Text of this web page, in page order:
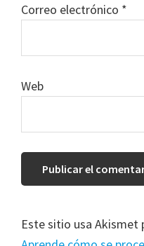
Correo electrónico *
Web
Este sitio usa Akismet